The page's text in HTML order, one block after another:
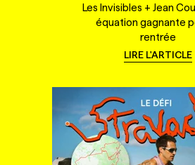
Les Invisibles + Jean
équation gagnante
rentrée
LIRE L'ARTICLE